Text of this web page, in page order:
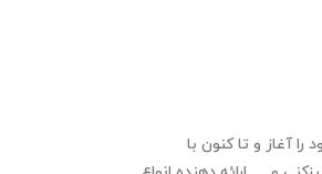
فعالیت خود را آغاز و تا کنون با